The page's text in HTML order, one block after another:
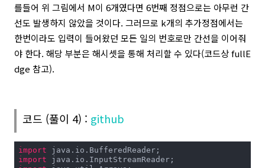
를들어 위 그림에서 M이 6개였다면 6번째 정점으로는 아무런 간
선도 발생하지 않았을 것이다. 그러므로 k개의 추가정점에서는
한번이라도 입력이 들어왔던 모든 일의 번호로만 간선을 이어줘
야 한다. 해당 부분은 해시셋을 통해 처리할 수 있다(코드상 fullE
dge 참고).
코드 (풀이 4) : github
import
import